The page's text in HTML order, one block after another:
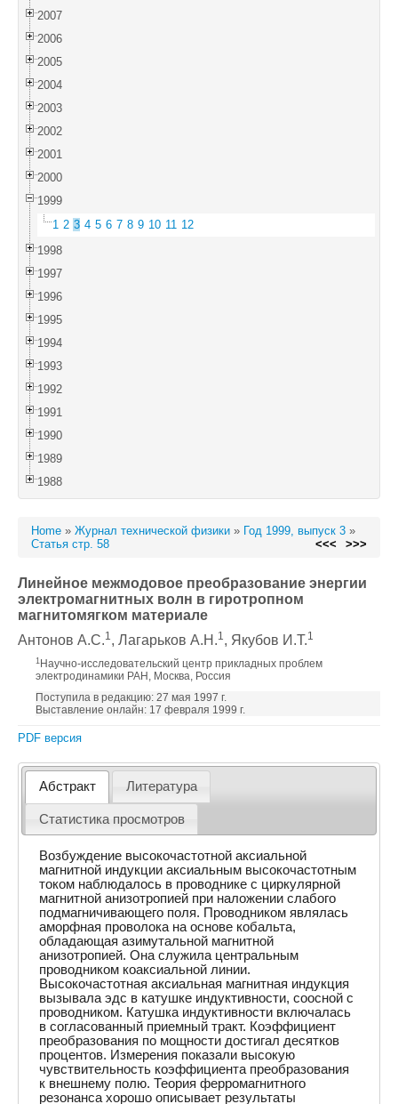
2007
2006
2005
2004
2003
2002
2001
2000
1999
1 2 3 4 5 6 7 8 9 10 11 12
1998
1997
1996
1995
1994
1993
1992
1991
1990
1989
1988
Home » Журнал технической физики » Год 1999, выпуск 3 »
Статья стр. 58
<<< >>>
Линейное межмодовое преобразование энергии
электромагнитных волн в гиротропном
магнитомягком материале
Антонов А.С.1, Лагарьков А.Н.1, Якубов И.Т.1
1 Научно-исследовательский центр прикладных проблем
электродинамики РАН, Москва, Россия
Поступила в редакцию: 27 мая 1997 г.
Выставление онлайн: 17 февраля 1999 г.
PDF версия
Абстракт Литература
Статистика просмотров
Возбуждение высокочастотной аксиальной
магнитной индукции аксиальным высокочастотным
током наблюдалось в проводнике с циркулярной
магнитной анизотропией при наложении слабого
подмагничивающего поля. Проводником являлась
аморфная проволока на основе кобальта,
обладающая азимутальной магнитной
анизотропией. Она служила центральным
проводником коаксиальной линии.
Высокочастотная аксиальная магнитная индукция
вызывала эдс в катушке индуктивности, соосной с
проводником. Катушка индуктивности включалась
в согласованный приемный тракт. Коэффициент
преобразования по мощности достигал десятков
процентов. Измерения показали высокую
чувствительность коэффициента преобразования
к внешнему полю. Теория ферромагнитного
резонанса хорошо описывает результаты